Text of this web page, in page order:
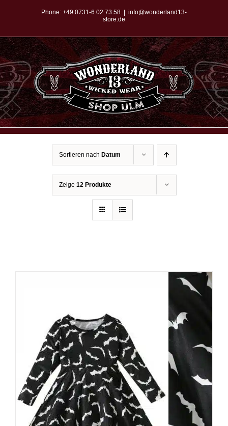
springen
Phone: +49 0731-6 02 73 58
info@wonderland13-
store.de
Sortieren nach Datum
Zeige 12 Produkte